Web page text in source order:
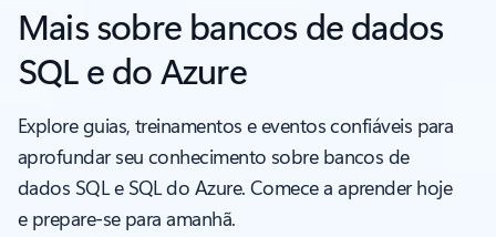
Mais sobre bancos de dados
SQL e do Azure
Explore guias, treinamentos e eventos confiáveis para
aprofundar seu conhecimento sobre bancos de
dados SQL e SQL do Azure. Comece a aprender hoje
e prepare-se para amanhã.